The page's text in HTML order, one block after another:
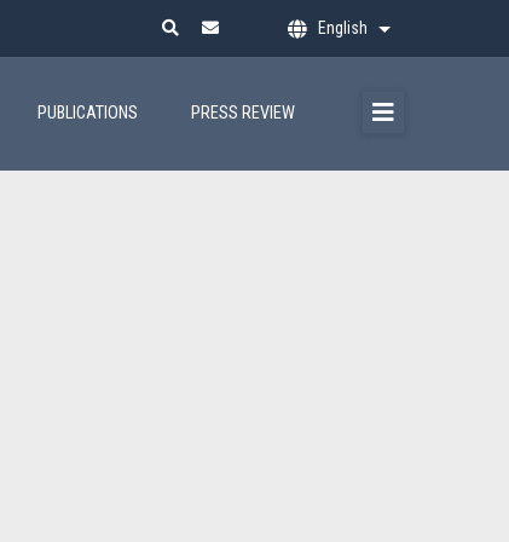
English List additional
PUBLICATIONS PRESS REVIEW